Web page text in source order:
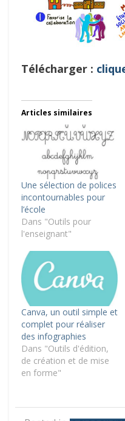
Télécharger :
Articles similaires
Une sélection de polices
incontournables pour
l’école
Dans "Outils pour
l'enseignant"
Canva, un outil simple et
complet pour réaliser
des infographies
Dans "Outils d'édition,
de création et de mise
en forme"